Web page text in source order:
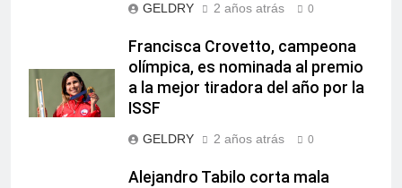
GELDRY 2 años atrás 0
Francisca Crovetto, campeona
olímpica, es nominada al premio
a la mejor tiradora del año por la
ISSF
GELDRY 2 años atrás 0
Alejandro Tabilo corta mala